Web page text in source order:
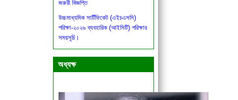
পরিক্ষা-২০২৬ ব্যবহারিক (আইসিটি) পরিক্ষার
সময়সূচি।
বিজ্ঞপ্তি।
অধ্যক্ষ